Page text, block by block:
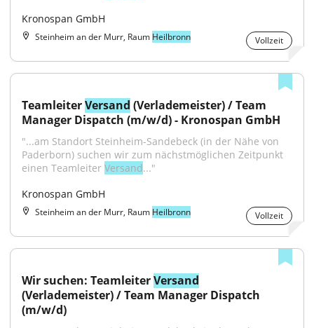
Kronospan GmbH
Steinheim an der Murr, Raum Heilbronn Vollzeit
Teamleiter Versand (Verlademeister) / Team
Manager Dispatch (m/w/d) - Kronospan GmbH
"...am Standort Steinheim-Sandebeck (in der Nähe von
Paderborn) suchen wir zum nächstmöglichen Zeitpunkt
einen Teamleiter Versand..."
Kronospan GmbH
Steinheim an der Murr, Raum Heilbronn Vollzeit
Wir suchen: Teamleiter Versand
(Verlademeister) / Team Manager Dispatch
(m/w/d)